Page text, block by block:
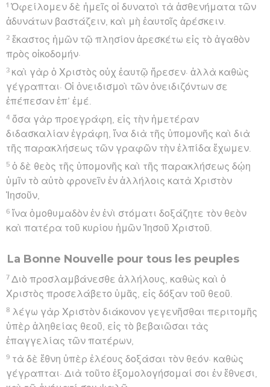
1 Ὀφείλομεν δὲ ἡμεῖς οἱ δυνατοὶ τὰ ἀσθενήματα τῶν
ἀδυνάτων βαστάζειν, καὶ μὴ ἑαυτοῖς ἀρέσκειν.
2 ἕκαστος ἡμῶν τῷ πλησίον ἀρεσκέτω εἰς τὸ ἀγαθὸν
πρὸς οἰκοδομήν·
3 καὶ γὰρ ὁ Χριστὸς οὐχ ἑαυτῷ ἤρεσεν· ἀλλὰ καθὼς
γέγραπται· Οἱ ὀνειδισμοὶ τῶν ὀνειδιζόντων σε
ἐπέπεσαν ἐπ’ ἐμέ.
4 ὅσα γὰρ προεγράφη, εἰς τὴν ἡμετέραν
διδασκαλίαν ἐγράφη, ἵνα διὰ τῆς ὑπομονῆς καὶ διὰ
τῆς παρακλήσεως τῶν γραφῶν τὴν ἐλπίδα ἔχωμεν.
5 ὁ δὲ θεὸς τῆς ὑπομονῆς καὶ τῆς παρακλήσεως δῴη
ὑμῖν τὸ αὐτὸ φρονεῖν ἐν ἀλλήλοις κατὰ Χριστὸν
Ἰησοῦν,
6 ἵνα ὁμοθυμαδὸν ἐν ἑνὶ στόματι δοξάζητε τὸν θεὸν
καὶ πατέρα τοῦ κυρίου ἡμῶν Ἰησοῦ Χριστοῦ.
La Bonne Nouvelle pour tous les peuples
7 Διὸ προσλαμβάνεσθε ἀλλήλους, καθὼς καὶ ὁ
Χριστὸς προσελάβετο ὑμᾶς, εἰς δόξαν τοῦ θεοῦ.
8 λέγω γὰρ Χριστὸν διάκονον γεγενῆσθαι περιτομῆς
ὑπὲρ ἀληθείας θεοῦ, εἰς τὸ βεβαιῶσαι τὰς
ἐπαγγελίας τῶν πατέρων,
9 τὰ δὲ ἔθνη ὑπὲρ ἐλέους δοξάσαι τὸν θεόν· καθὼς
γέγραπται· Διὰ τοῦτο ἐξομολογήσομαί σοι ἐν ἔθνεσι,